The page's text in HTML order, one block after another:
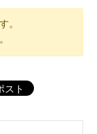
。
スト